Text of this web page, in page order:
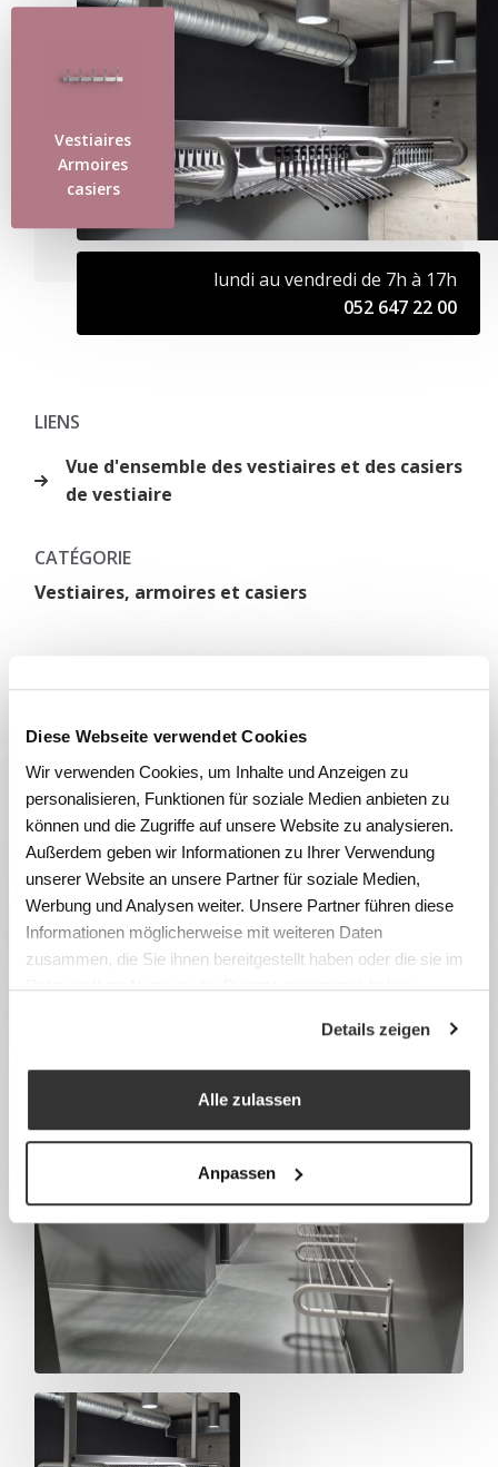
Diese Webseite verwendet Cookies
Wir verwenden Cookies, um Inhalte und Anzeigen zu
personalisieren, Funktionen für soziale Medien anbieten zu
können und die Zugriffe auf unsere Website zu analysieren.
Außerdem geben wir Informationen zu Ihrer Verwendung
unserer Website an unsere Partner für soziale Medien,
Werbung und Analysen weiter. Unsere Partner führen diese
Informationen möglicherweise mit weiteren Daten
zusammen, die Sie ihnen bereitgestellt haben oder die sie im
Rahmen Ihrer Nutzung der Dienste gesammelt haben.
Details zeigen
Alle zulassen
Anpassen
Vestiaires
Armoires
casiers
lundi au vendredi de 7h à 17h
052 647 22 00
LIENS
Vue d'ensemble des vestiaires et des casiers
de vestiaire
CATÉGORIE
Vestiaires, armoires et casiers